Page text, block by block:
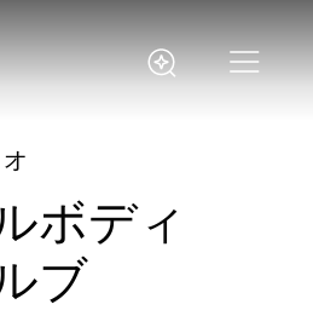
ボディ
ブ